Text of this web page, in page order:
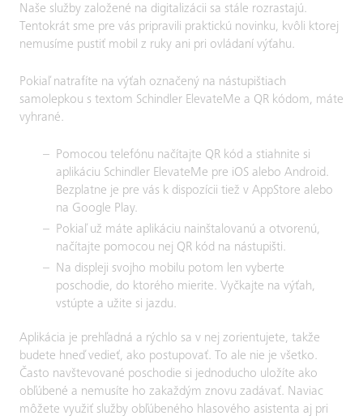
Naše služby založené na digitalizácii sa stále rozrastajú.
Tentokrát sme pre vás pripravili praktickú novinku, kvôli ktorej
nemusíme pustiť mobil z ruky ani pri ovládaní výťahu.
Pokiaľ natrafíte na výťah označený na nástupištiach
samolepkou s textom Schindler ElevateMe a QR kódom, máte
vyhrané.
Pomocou telefónu načítajte QR kód a stiahnite si
aplikáciu Schindler ElevateMe pre iOS alebo Android.
Bezplatne je pre vás k dispozícii tiež v AppStore alebo
na Google Play.
Pokiaľ už máte aplikáciu nainštalovanú a otvorenú,
načítajte pomocou nej QR kód na nástupišti.
Na displeji svojho mobilu potom len vyberte
poschodie, do ktorého mierite. Vyčkajte na výťah,
vstúpte a užite si jazdu.
Aplikácia je prehľadná a rýchlo sa v nej zorientujete, takže
budete hneď vedieť, ako postupovať. To ale nie je všetko.
Často navštevované poschodie si jednoducho uložíte ako
obľúbené a nemusíte ho zakaždým znovu zadávať. Naviac
môžete využiť služby obľúbeného hlasového asistenta aj pri